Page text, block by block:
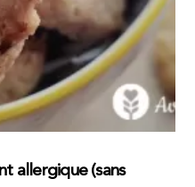
allergique (sans